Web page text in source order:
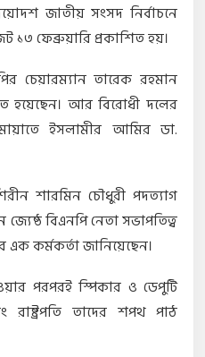
জাতীয় সংসদ নির্বাচনে
১৩ ফেব্রুয়ারি প্রকাশিত হয়।
চেয়ারম্যান তারেক রহমান
হয়েছেন। আর বিরোধী দলের
ইসলামীর আমির ডা.
শারমিন চৌধুরী পদত্যাগ
বিএনপি নেতা সভাপতিত্ব
কর্মকর্তা জানিয়েছেন।
পরপরই স্পিকার ও ডেপুটি
রাষ্ট্রপতি তাদের শপথ পাঠ